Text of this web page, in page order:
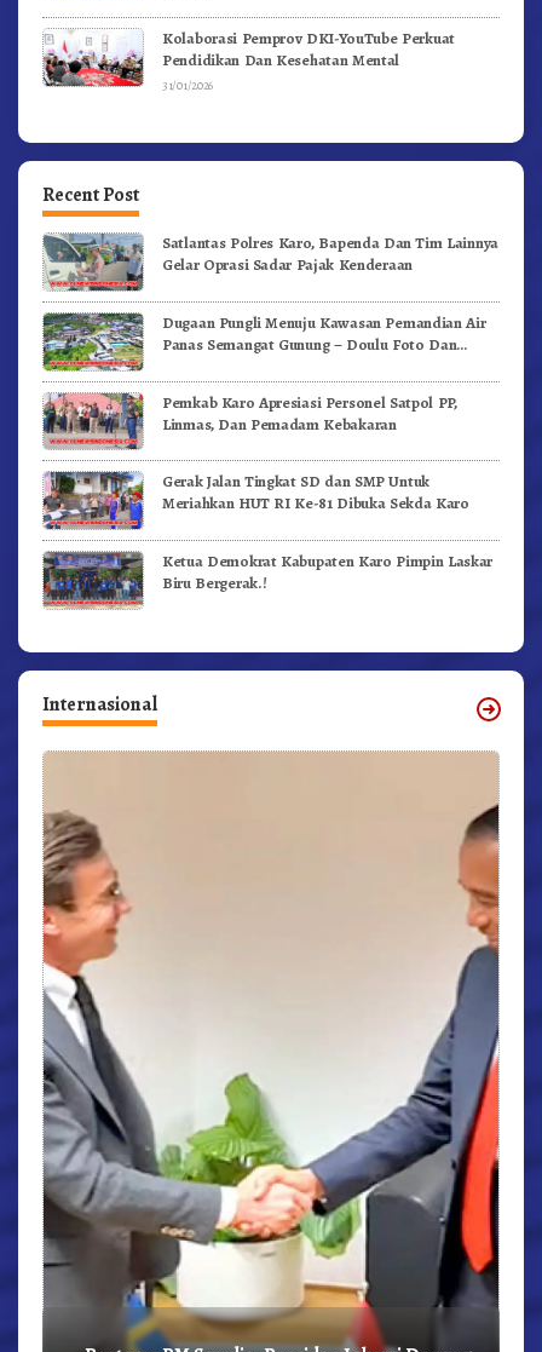
Kolaborasi Pemprov DKI-YouTube Perkuat
Pendidikan Dan Kesehatan Mental
31/01/2026
Recent Post
Satlantas Polres Karo, Bapenda Dan Tim Lainnya
Gelar Oprasi Sadar Pajak Kenderaan
Dugaan Pungli Menuju Kawasan Pemandian Air
Panas Semangat Gunung – Doulu Foto Dan
Pemkab Karo Apresiasi Personel Satpol PP,
Linmas, Dan Pemadam Kebakaran
Gerak Jalan Tingkat SD dan SMP Untuk
Meriahkan HUT RI Ke-81 Dibuka Sekda Karo
Ketua Demokrat Kabupaten Karo Pimpin Laskar
Biru Bergerak.!
Internasional